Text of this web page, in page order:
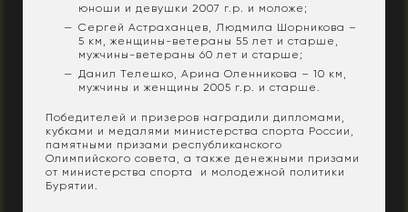
юноши и девушки 2007 г.р. и моложе;
Сергей Астраханцев, Людмила Шорникова –
5 км, женщины-ветераны 55 лет и старше,
мужчины-ветераны 60 лет и старше;
Данил Телешко, Арина Оленникова – 10 км,
мужчины и женщины 2005 г.р. и старше.
Победителей и призеров наградили дипломами,
кубками и медалями министерства спорта России,
памятными призами республиканского
Олимпийского совета, а также денежными призами
от министерства спорта и молодежной политики
Бурятии.